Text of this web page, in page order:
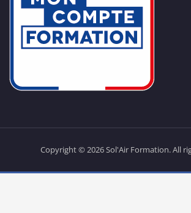
Copyright © 2026 Sol'Air Formation. All